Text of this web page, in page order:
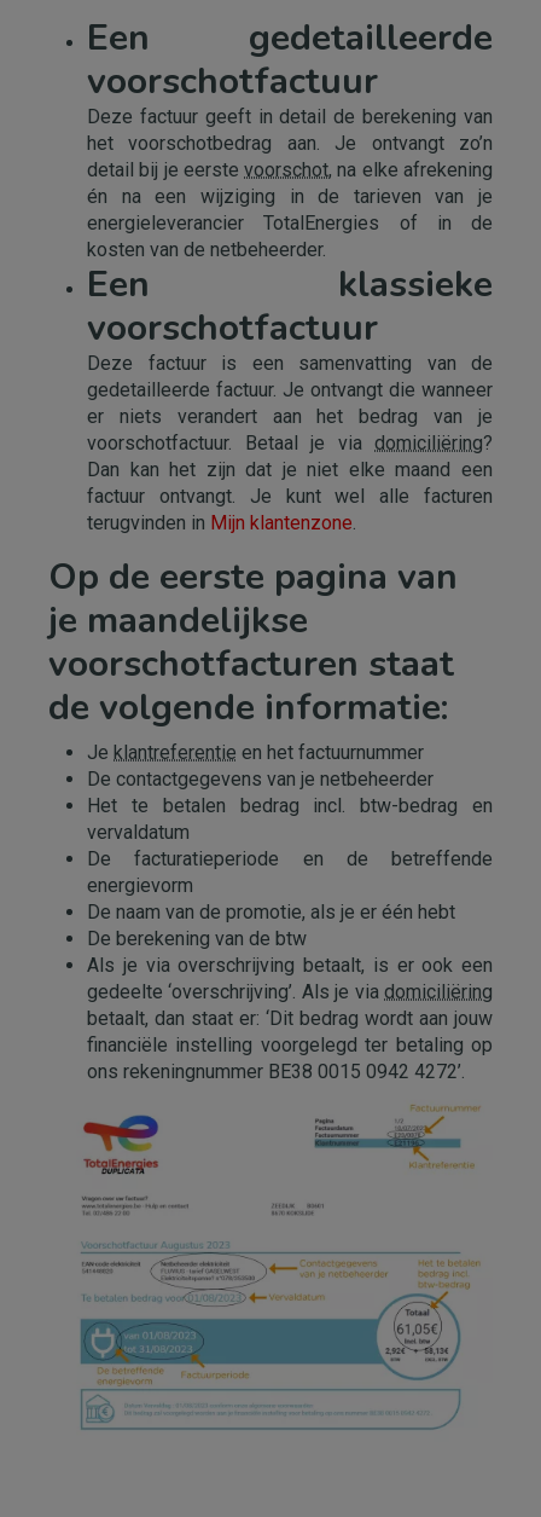
Een gedetailleerde
voorschotfactuur
Deze factuur geeft in detail de berekening van
het voorschotbedrag aan. Je ontvangt zo’n
detail bij je eerstevoorschot, na elke afrekening
én na een wijziging in de tarieven van je
energieleverancier TotalEnergies of in de
kosten van de netbeheerder.
Een klassieke
voorschotfactuur
Deze factuur is een samenvatting van de
gedetailleerde factuur. Je ontvangt die wanneer
er niets verandert aan het bedrag van je
voorschotfactuur. Betaal je via domiciliëring?
Dan kan het zijn dat je niet elke maand een
factuur ontvangt. Je kunt wel alle facturen
terugvinden in Mijn klantenzone.
Op de eerste pagina van
je maandelijkse
voorschotfacturen staat
de volgende informatie:
Je klantreferentie en het factuurnummer
De contactgegevens van je netbeheerder
Het te betalen bedrag incl. btw-bedrag en
vervaldatum
De facturatieperiode en de betreffende
energievorm
De naam van de promotie, als je er één hebt
De berekening van de btw
Als je via overschrijving betaalt, is er ook een
gedeelte ‘overschrijving’. Als je via domiciliëring
betaalt, dan staat er: ‘Dit bedrag wordt aan jouw
financiële instelling voorgelegd ter betaling op
ons rekeningnummer BE38 0015 0942 4272’.